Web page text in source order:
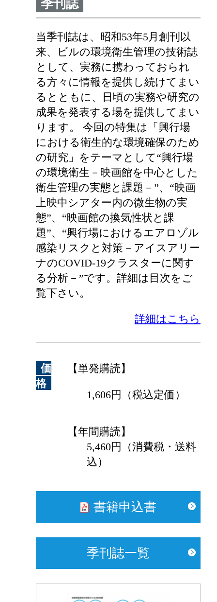
季刊誌
当季刊誌は、昭和53年5月創刊以
来、ビルの環境衛生管理の技術誌
として、実務に携わっておられ
る方々に情報を提供し続けてまい
るとともに、日頃の実務や研究の
成果を発表する場を提供してまい
ります。 今回の特集は「興行場
における衛生的な環境確保のため
の研究」をテーマとして“興行場
の環境衛生－映画館を中心とした
衛生管理の実態と課題－”、“映画
上映中シアター内の微生物の実
態”、“映画館の換気性状と課
題”、“興行場におけるエアロゾル
感染リスクと対策－アイスアリー
ナのCOVID-19クラスターに関す
る分析－”です。詳細は目次をご
覧下さい。
詳細はこちら
価
格
【単発購読】
1,606円（税込定価）
【年間購読】
5,460円（消費税・送料
込）
書籍申込書
季刊誌一覧